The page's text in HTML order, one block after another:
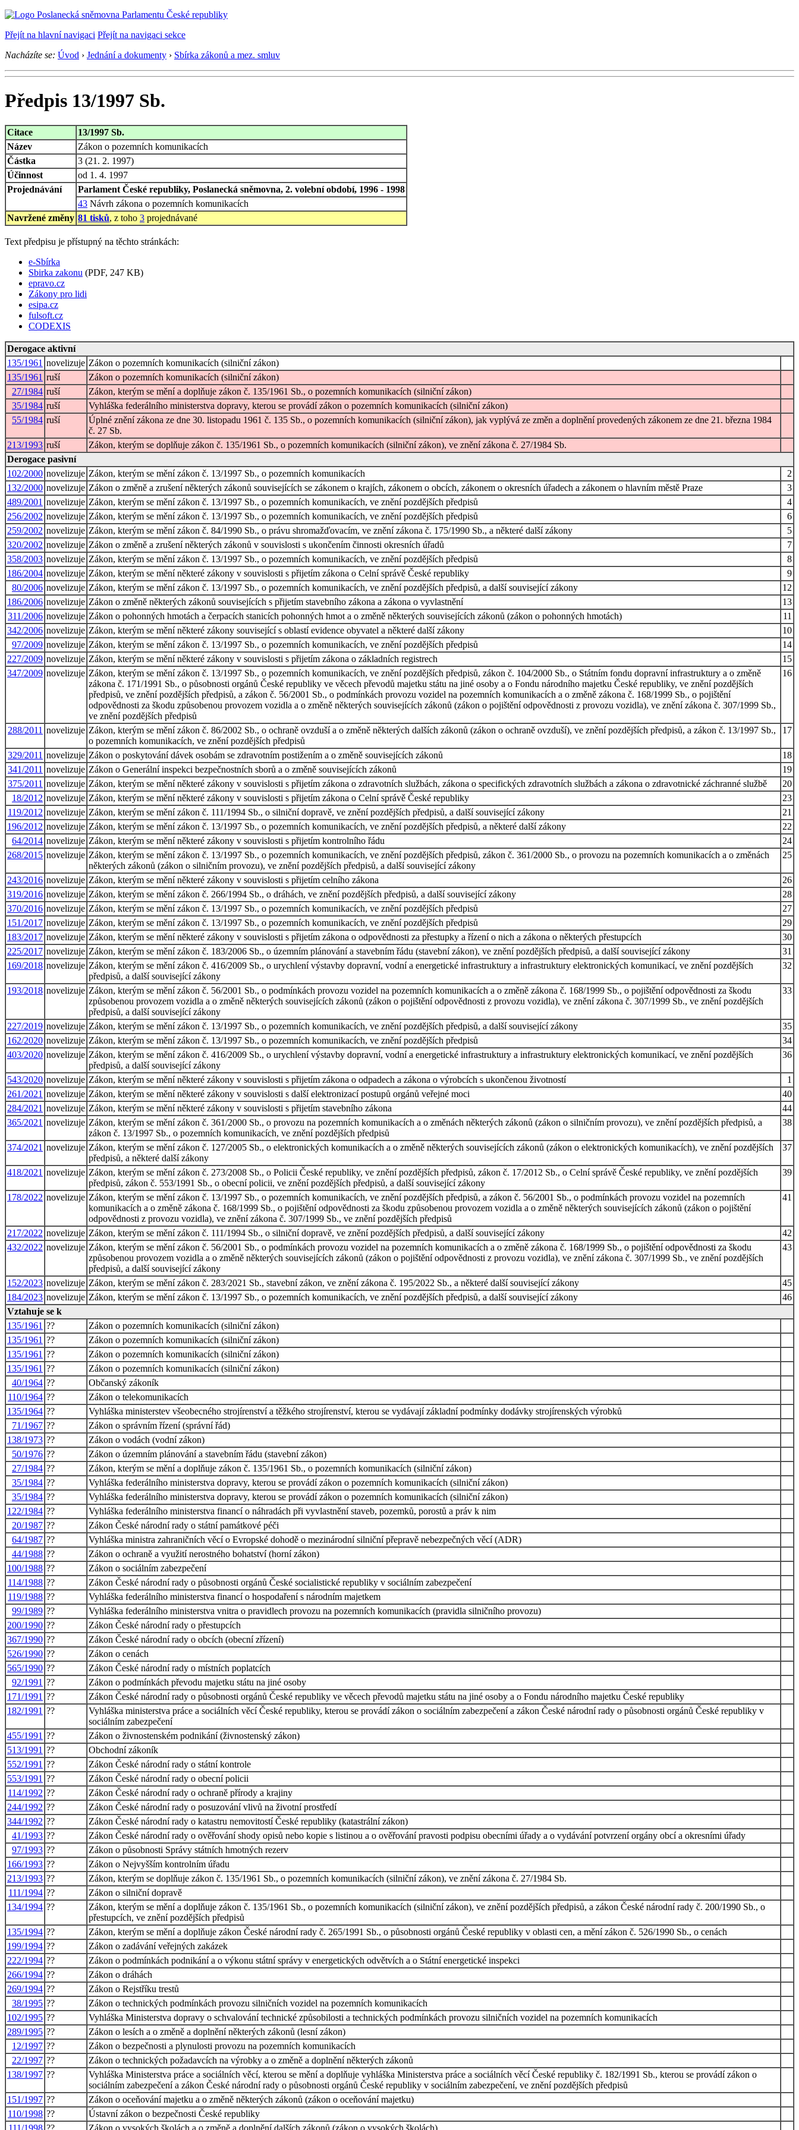
Přejít na hlavní navigaci Přejít na navigaci sekce
Nacházíte se: Úvod › Jednání a dokumenty › Sbírka zákonů a mez. smluv
Předpis 13/1997 Sb.
Citace
13/1997 Sb.
Název
Zákon o pozemních komunikacích
Částka
3 (21. 2. 1997)
Účinnost
od 1. 4. 1997
Projednávání
Parlament České republiky, Poslanecká sněmovna, 2. volební období, 1996 - 1998
43 Návrh zákona o pozemních komunikacích
Navržené změny 81 tisků, z toho 3 projednávané
Text předpisu je přístupný na těchto stránkách:
e-Sbírka
Sbirka zakonu (PDF, 247 KB)
epravo.cz
Zákony pro lidi
esipa.cz
fulsoft.cz
CODEXIS
Derogace aktivní
135/1961 novelizuje Zákon o pozemních komunikacích (silniční zákon)
135/1961 ruší
Zákon o pozemních komunikacích (silniční zákon)
27/1984 ruší
Zákon, kterým se mění a doplňuje zákon č. 135/1961 Sb., o pozemních komunikacích (silniční zákon)
35/1984 ruší
Vyhláška federálního ministerstva dopravy, kterou se provádí zákon o pozemních komunikacích (silniční zákon)
55/1984 ruší
Úplné znění zákona ze dne 30. listopadu 1961 č. 135 Sb., o pozemních komunikacích (silniční zákon), jak vyplývá ze změn a doplnění provedených zákonem ze dne 21. března 1984
č. 27 Sb.
213/1993 ruší
Zákon, kterým se doplňuje zákon č. 135/1961 Sb., o pozemních komunikacích (silniční zákon), ve znění zákona č. 27/1984 Sb.
Derogace pasivní
102/2000 novelizuje Zákon, kterým se mění zákon č. 13/1997 Sb., o pozemních komunikacích
2
132/2000 novelizuje Zákon o změně a zrušení některých zákonů souvisejících se zákonem o krajích, zákonem o obcích, zákonem o okresních úřadech a zákonem o hlavním městě Praze
3
489/2001 novelizuje Zákon, kterým se mění zákon č. 13/1997 Sb., o pozemních komunikacích, ve znění pozdějších předpisů
4
256/2002 novelizuje Zákon, kterým se mění zákon č. 13/1997 Sb., o pozemních komunikacích, ve znění pozdějších předpisů
6
259/2002 novelizuje Zákon, kterým se mění zákon č. 84/1990 Sb., o právu shromažďovacím, ve znění zákona č. 175/1990 Sb., a některé další zákony
5
320/2002 novelizuje Zákon o změně a zrušení některých zákonů v souvislosti s ukončením činnosti okresních úřadů
7
358/2003 novelizuje Zákon, kterým se mění zákon č. 13/1997 Sb., o pozemních komunikacích, ve znění pozdějších předpisů
8
186/2004 novelizuje Zákon, kterým se mění některé zákony v souvislosti s přijetím zákona o Celní správě České republiky
9
80/2006 novelizuje Zákon, kterým se mění zákon č. 13/1997 Sb., o pozemních komunikacích, ve znění pozdějších předpisů, a další související zákony
12
186/2006 novelizuje Zákon o změně některých zákonů souvisejících s přijetím stavebního zákona a zákona o vyvlastnění
13
311/2006 novelizuje Zákon o pohonných hmotách a čerpacích stanicích pohonných hmot a o změně některých souvisejících zákonů (zákon o pohonných hmotách)
11
342/2006 novelizuje Zákon, kterým se mění některé zákony související s oblastí evidence obyvatel a některé další zákony
10
97/2009 novelizuje Zákon, kterým se mění zákon č. 13/1997 Sb., o pozemních komunikacích, ve znění pozdějších předpisů
14
227/2009 novelizuje Zákon, kterým se mění některé zákony v souvislosti s přijetím zákona o základních registrech
15
347/2009 novelizuje Zákon, kterým se mění zákon č. 13/1997 Sb., o pozemních komunikacích, ve znění pozdějších předpisů, zákon č. 104/2000 Sb., o Státním fondu dopravní infrastruktury a o změně
zákona č. 171/1991 Sb., o působnosti orgánů České republiky ve věcech převodů majetku státu na jiné osoby a o Fondu národního majetku České republiky, ve znění pozdějších
předpisů, ve znění pozdějších předpisů, a zákon č. 56/2001 Sb., o podmínkách provozu vozidel na pozemních komunikacích a o změně zákona č. 168/1999 Sb., o pojištění
odpovědnosti za škodu způsobenou provozem vozidla a o změně některých souvisejících zákonů (zákon o pojištění odpovědnosti z provozu vozidla), ve znění zákona č. 307/1999 Sb.,
ve znění pozdějších předpisů
16
288/2011 novelizuje Zákon, kterým se mění zákon č. 86/2002 Sb., o ochraně ovzduší a o změně některých dalších zákonů (zákon o ochraně ovzduší), ve znění pozdějších předpisů, a zákon č. 13/1997 Sb.,
o pozemních komunikacích, ve znění pozdějších předpisů
17
329/2011 novelizuje Zákon o poskytování dávek osobám se zdravotním postižením a o změně souvisejících zákonů
18
341/2011 novelizuje Zákon o Generální inspekci bezpečnostních sborů a o změně souvisejících zákonů
19
375/2011 novelizuje Zákon, kterým se mění některé zákony v souvislosti s přijetím zákona o zdravotních službách, zákona o specifických zdravotních službách a zákona o zdravotnické záchranné službě
20
18/2012 novelizuje Zákon, kterým se mění některé zákony v souvislosti s přijetím zákona o Celní správě České republiky
23
119/2012 novelizuje Zákon, kterým se mění zákon č. 111/1994 Sb., o silniční dopravě, ve znění pozdějších předpisů, a další související zákony
21
196/2012 novelizuje Zákon, kterým se mění zákon č. 13/1997 Sb., o pozemních komunikacích, ve znění pozdějších předpisů, a některé další zákony
22
64/2014 novelizuje Zákon, kterým se mění některé zákony v souvislosti s přijetím kontrolního řádu
24
268/2015 novelizuje Zákon, kterým se mění zákon č. 13/1997 Sb., o pozemních komunikacích, ve znění pozdějších předpisů, zákon č. 361/2000 Sb., o provozu na pozemních komunikacích a o změnách
některých zákonů (zákon o silničním provozu), ve znění pozdějších předpisů, a další související zákony
25
243/2016 novelizuje Zákon, kterým se mění některé zákony v souvislosti s přijetím celního zákona
26
319/2016 novelizuje Zákon, kterým se mění zákon č. 266/1994 Sb., o dráhách, ve znění pozdějších předpisů, a další související zákony
28
370/2016 novelizuje Zákon, kterým se mění zákon č. 13/1997 Sb., o pozemních komunikacích, ve znění pozdějších předpisů
27
151/2017 novelizuje Zákon, kterým se mění zákon č. 13/1997 Sb., o pozemních komunikacích, ve znění pozdějších předpisů
29
183/2017 novelizuje Zákon, kterým se mění některé zákony v souvislosti s přijetím zákona o odpovědnosti za přestupky a řízení o nich a zákona o některých přestupcích
30
225/2017 novelizuje Zákon, kterým se mění zákon č. 183/2006 Sb., o územním plánování a stavebním řádu (stavební zákon), ve znění pozdějších předpisů, a další související zákony
31
169/2018 novelizuje Zákon, kterým se mění zákon č. 416/2009 Sb., o urychlení výstavby dopravní, vodní a energetické infrastruktury a infrastruktury elektronických komunikací, ve znění pozdějších
předpisů, a další související zákony
32
193/2018 novelizuje Zákon, kterým se mění zákon č. 56/2001 Sb., o podmínkách provozu vozidel na pozemních komunikacích a o změně zákona č. 168/1999 Sb., o pojištění odpovědnosti za škodu
způsobenou provozem vozidla a o změně některých souvisejících zákonů (zákon o pojištění odpovědnosti z provozu vozidla), ve znění zákona č. 307/1999 Sb., ve znění pozdějších
předpisů, a další související zákony
33
227/2019 novelizuje Zákon, kterým se mění zákon č. 13/1997 Sb., o pozemních komunikacích, ve znění pozdějších předpisů, a další související zákony
35
162/2020 novelizuje Zákon, kterým se mění zákon č. 13/1997 Sb., o pozemních komunikacích, ve znění pozdějších předpisů
34
403/2020 novelizuje Zákon, kterým se mění zákon č. 416/2009 Sb., o urychlení výstavby dopravní, vodní a energetické infrastruktury a infrastruktury elektronických komunikací, ve znění pozdějších
předpisů, a další související zákony
36
543/2020 novelizuje Zákon, kterým se mění některé zákony v souvislosti s přijetím zákona o odpadech a zákona o výrobcích s ukončenou životností
1
261/2021 novelizuje Zákon, kterým se mění některé zákony v souvislosti s další elektronizací postupů orgánů veřejné moci
40
284/2021 novelizuje Zákon, kterým se mění některé zákony v souvislosti s přijetím stavebního zákona
44
365/2021 novelizuje Zákon, kterým se mění zákon č. 361/2000 Sb., o provozu na pozemních komunikacích a o změnách některých zákonů (zákon o silničním provozu), ve znění pozdějších předpisů, a
zákon č. 13/1997 Sb., o pozemních komunikacích, ve znění pozdějších předpisů
38
374/2021 novelizuje Zákon, kterým se mění zákon č. 127/2005 Sb., o elektronických komunikacích a o změně některých souvisejících zákonů (zákon o elektronických komunikacích), ve znění pozdějších
předpisů, a některé další zákony
37
418/2021 novelizuje Zákon, kterým se mění zákon č. 273/2008 Sb., o Policii České republiky, ve znění pozdějších předpisů, zákon č. 17/2012 Sb., o Celní správě České republiky, ve znění pozdějších
předpisů, zákon č. 553/1991 Sb., o obecní policii, ve znění pozdějších předpisů, a další související zákony
39
178/2022 novelizuje Zákon, kterým se mění zákon č. 13/1997 Sb., o pozemních komunikacích, ve znění pozdějších předpisů, a zákon č. 56/2001 Sb., o podmínkách provozu vozidel na pozemních
komunikacích a o změně zákona č. 168/1999 Sb., o pojištění odpovědnosti za škodu způsobenou provozem vozidla a o změně některých souvisejících zákonů (zákon o pojištění
odpovědnosti z provozu vozidla), ve znění zákona č. 307/1999 Sb., ve znění pozdějších předpisů
41
217/2022 novelizuje Zákon, kterým se mění zákon č. 111/1994 Sb., o silniční dopravě, ve znění pozdějších předpisů, a další související zákony
42
432/2022 novelizuje Zákon, kterým se mění zákon č. 56/2001 Sb., o podmínkách provozu vozidel na pozemních komunikacích a o změně zákona č. 168/1999 Sb., o pojištění odpovědnosti za škodu
způsobenou provozem vozidla a o změně některých souvisejících zákonů (zákon o pojištění odpovědnosti z provozu vozidla), ve znění zákona č. 307/1999 Sb., ve znění pozdějších
předpisů, a další související zákony
43
152/2023 novelizuje Zákon, kterým se mění zákon č. 283/2021 Sb., stavební zákon, ve znění zákona č. 195/2022 Sb., a některé další související zákony
45
184/2023 novelizuje Zákon, kterým se mění zákon č. 13/1997 Sb., o pozemních komunikacích, ve znění pozdějších předpisů, a další související zákony
46
Vztahuje se k
135/1961 ??
Zákon o pozemních komunikacích (silniční zákon)
135/1961 ??
Zákon o pozemních komunikacích (silniční zákon)
135/1961 ??
Zákon o pozemních komunikacích (silniční zákon)
135/1961 ??
Zákon o pozemních komunikacích (silniční zákon)
40/1964 ??
Občanský zákoník
110/1964 ??
Zákon o telekomunikacích
135/1964 ??
Vyhláška ministerstev všeobecného strojírenství a těžkého strojírenství, kterou se vydávají základní podmínky dodávky strojírenských výrobků
71/1967 ??
Zákon o správním řízení (správní řád)
138/1973 ??
Zákon o vodách (vodní zákon)
50/1976 ??
Zákon o územním plánování a stavebním řádu (stavební zákon)
27/1984 ??
Zákon, kterým se mění a doplňuje zákon č. 135/1961 Sb., o pozemních komunikacích (silniční zákon)
35/1984 ??
Vyhláška federálního ministerstva dopravy, kterou se provádí zákon o pozemních komunikacích (silniční zákon)
35/1984 ??
Vyhláška federálního ministerstva dopravy, kterou se provádí zákon o pozemních komunikacích (silniční zákon)
122/1984 ??
Vyhláška federálního ministerstva financí o náhradách při vyvlastnění staveb, pozemků, porostů a práv k nim
20/1987 ??
Zákon České národní rady o státní památkové péči
64/1987 ??
Vyhláška ministra zahraničních věcí o Evropské dohodě o mezinárodní silniční přepravě nebezpečných věcí (ADR)
44/1988 ??
Zákon o ochraně a využití nerostného bohatství (horní zákon)
100/1988 ??
Zákon o sociálním zabezpečení
114/1988 ??
Zákon České národní rady o působnosti orgánů České socialistické republiky v sociálním zabezpečení
119/1988 ??
Vyhláška federálního ministerstva financí o hospodaření s národním majetkem
99/1989 ??
Vyhláška federálního ministerstva vnitra o pravidlech provozu na pozemních komunikacích (pravidla silničního provozu)
200/1990 ??
Zákon České národní rady o přestupcích
367/1990 ??
Zákon České národní rady o obcích (obecní zřízení)
526/1990 ??
Zákon o cenách
565/1990 ??
Zákon České národní rady o místních poplatcích
92/1991 ??
Zákon o podmínkách převodu majetku státu na jiné osoby
171/1991 ??
Zákon České národní rady o působnosti orgánů České republiky ve věcech převodů majetku státu na jiné osoby a o Fondu národního majetku České republiky
182/1991 ??
Vyhláška ministerstva práce a sociálních věcí České republiky, kterou se provádí zákon o sociálním zabezpečení a zákon České národní rady o působnosti orgánů České republiky v
sociálním zabezpečení
455/1991 ??
Zákon o živnostenském podnikání (živnostenský zákon)
513/1991 ??
Obchodní zákoník
552/1991 ??
Zákon České národní rady o státní kontrole
553/1991 ??
Zákon České národní rady o obecní policii
114/1992 ??
Zákon České národní rady o ochraně přírody a krajiny
244/1992 ??
Zákon České národní rady o posuzování vlivů na životní prostředí
344/1992 ??
Zákon České národní rady o katastru nemovitostí České republiky (katastrální zákon)
41/1993 ??
Zákon České národní rady o ověřování shody opisů nebo kopie s listinou a o ověřování pravosti podpisu obecními úřady a o vydávání potvrzení orgány obcí a okresními úřady
97/1993 ??
Zákon o působnosti Správy státních hmotných rezerv
166/1993 ??
Zákon o Nejvyšším kontrolním úřadu
213/1993 ??
Zákon, kterým se doplňuje zákon č. 135/1961 Sb., o pozemních komunikacích (silniční zákon), ve znění zákona č. 27/1984 Sb.
111/1994 ??
Zákon o silniční dopravě
134/1994 ??
Zákon, kterým se mění a doplňuje zákon č. 135/1961 Sb., o pozemních komunikacích (silniční zákon), ve znění pozdějších předpisů, a zákon České národní rady č. 200/1990 Sb., o
přestupcích, ve znění pozdějších předpisů
135/1994 ??
Zákon, kterým se mění a doplňuje zákon České národní rady č. 265/1991 Sb., o působnosti orgánů České republiky v oblasti cen, a mění zákon č. 526/1990 Sb., o cenách
199/1994 ??
Zákon o zadávání veřejných zakázek
222/1994 ??
Zákon o podmínkách podnikání a o výkonu státní správy v energetických odvětvích a o Státní energetické inspekci
266/1994 ??
Zákon o dráhách
269/1994 ??
Zákon o Rejstříku trestů
38/1995 ??
Zákon o technických podmínkách provozu silničních vozidel na pozemních komunikacích
102/1995 ??
Vyhláška Ministerstva dopravy o schvalování technické způsobilosti a technických podmínkách provozu silničních vozidel na pozemních komunikacích
289/1995 ??
Zákon o lesích a o změně a doplnění některých zákonů (lesní zákon)
12/1997 ??
Zákon o bezpečnosti a plynulosti provozu na pozemních komunikacích
22/1997 ??
Zákon o technických požadavcích na výrobky a o změně a doplnění některých zákonů
138/1997 ??
Vyhláška Ministerstva práce a sociálních věcí, kterou se mění a doplňuje vyhláška Ministerstva práce a sociálních věcí České republiky č. 182/1991 Sb., kterou se provádí zákon o
sociálním zabezpečení a zákon České národní rady o působnosti orgánů České republiky v sociálním zabezpečení, ve znění pozdějších předpisů
151/1997 ??
Zákon o oceňování majetku a o změně některých zákonů (zákon o oceňování majetku)
110/1998 ??
Ústavní zákon o bezpečnosti České republiky
111/1998 ?? Zákon o vysokých školách a o změně a doplnění dalších zákonů (zákon o vysokých školách)